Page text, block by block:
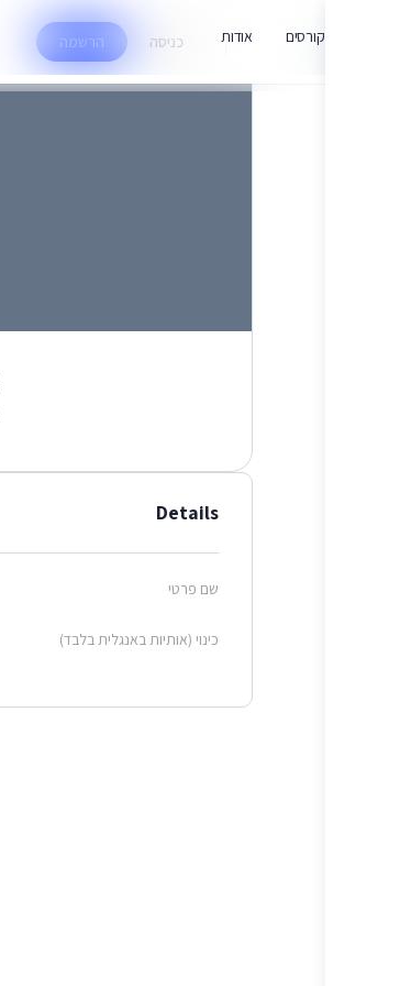
קורסים אודות כניסה הרשמה ציר הזמן קבוצות
Details
שם פרטי
כינוי (אותיות באנגלית בלבד)